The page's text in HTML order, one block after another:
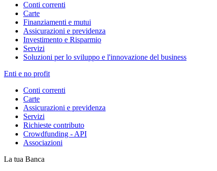
Conti correnti
Carte
Finanziamenti e mutui
Assicurazioni e previdenza
Investimento e Risparmio
Servizi
Soluzioni per lo sviluppo e l'innovazione del business
Enti e no profit
Conti correnti
Carte
Assicurazioni e previdenza
Servizi
Richieste contributo
Crowdfunding - API
Associazioni
La tua Banca